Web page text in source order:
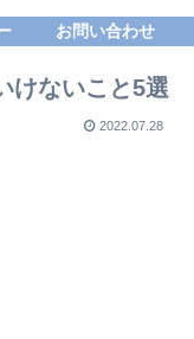
お問い合わせ
けないこと5選
2022.07.28